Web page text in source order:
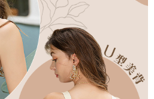
後付 」之結帳頁面顯示為準，若有關於
款等相關疑問，請聯繫「AFTEE先享後付
support/home
提供之「AFTEE先享後付」服務完成之交
個人資料，並將交易相關給付款項請求債
上)免運費
以上)免運費